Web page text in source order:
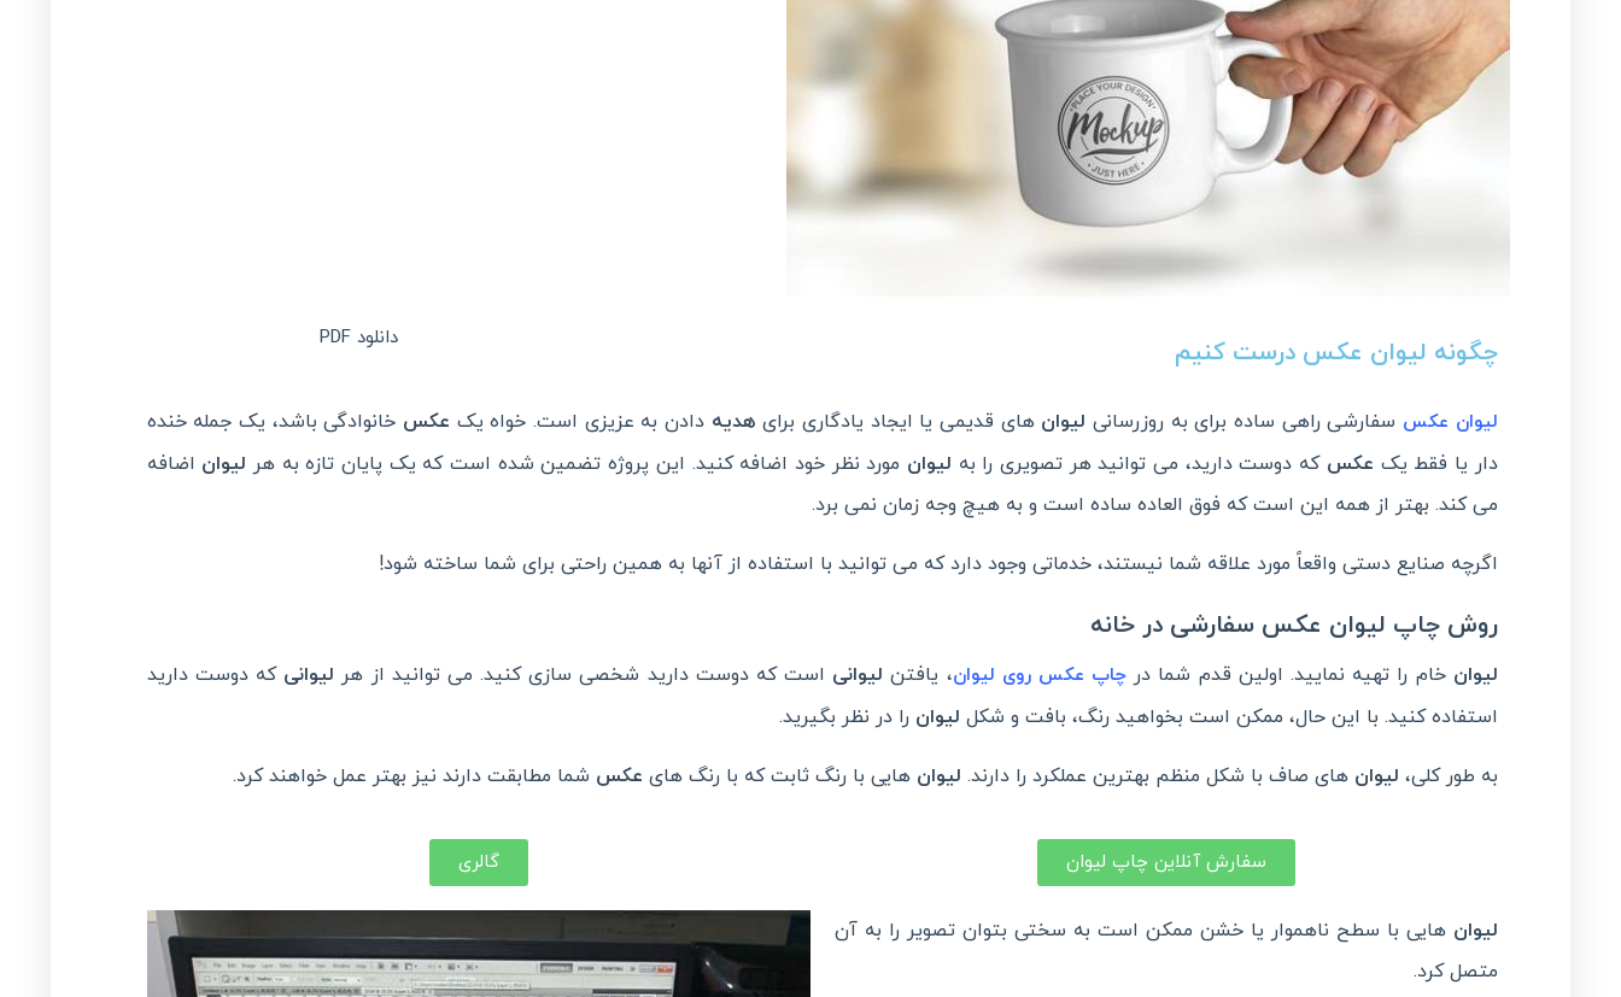
چگونه لیوان عکس درست کنیم دانلود PDF
لیوان عکس سفارشی راهی ساده برای به روزرسانی لیوان های قدیمی یا ایجاد یادگاری برای هدیه دادن به عزیزی است. خواه یک عکس خانوادگی باشد، یک جمله خنده
دار یا فقط یک عکس که دوست دارید، می توانید هر تصویری را به لیوان مورد نظر خود اضافه کنید. این پروژه تضمین شده است که یک پایان تازه به هر لیوان اضافه
می کند. بهتر از همه این است که فوق العاده ساده است و به هیچ وجه زمان نمی برد.
اگرچه صنایع دستی واقعاً مورد علاقه شما نیستند، خدماتی وجود دارد که می توانید با استفاده از آنها به همین راحتی برای شما ساخته شود!
روش چاپ لیوان عکس سفارشی در خانه
لیوان خام را تهیه نمایید. اولین قدم شما در چاپ عکس روی لیوان، یافتنلیوانی است که دوست دارید شخصی سازی کنید. می توانید از هر لیوانی که دوست دارید
استفاده کنید. با این حال، ممکن است بخواهید رنگ، بافت و شکل لیوان را در نظر بگیرید.
به طور کلی، لیوان های صاف با شکل منظم بهترین عملکرد را دارند. لیوان هایی با رنگ ثابت که با رنگ های عکس شما مطابقت دارند نیز بهتر عمل خواهند کرد.
سفارش آنلاین چاپ لیوان گالری
لیوان هایی با سطح ناهموار یا خشن ممکن است به سختی بتوان تصویر را به آن
متصل کرد.